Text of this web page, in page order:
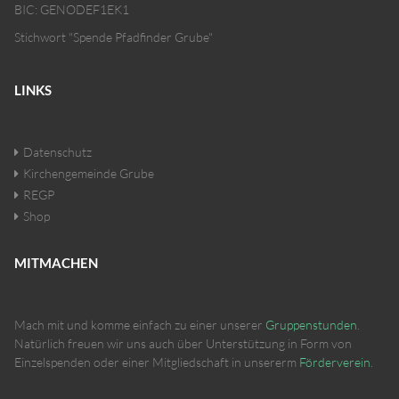
BIC: GENODEF1EK1
Stichwort "Spende Pfadfinder Grube"
LINKS
Datenschutz
Kirchengemeinde Grube
REGP
Shop
MITMACHEN
Mach mit und komme einfach zu einer unserer Gruppenstunden
Natürlich freuen wir uns auch über Unterstützung in Form von
Einzelspenden oder einer Mitgliedschaft in unsererm Förderverein